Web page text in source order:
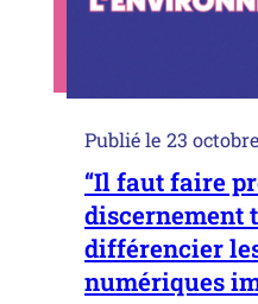
Publié le 23
“Il faut faire
discernement
différencier
numériques